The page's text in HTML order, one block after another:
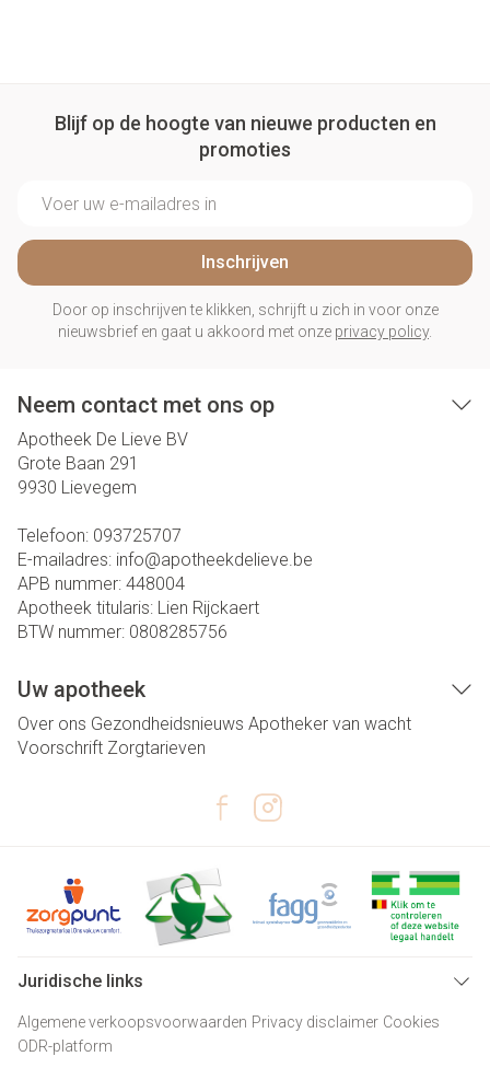
Blijf op de hoogte van nieuwe producten en
promoties
Inschrijven
Door op inschrijven te klikken, schrijft u zich in voor onze
nieuwsbrief en gaat u akkoord met onze privacy policy.
Neem contact met ons op
Apotheek De Lieve BV
Grote Baan 291
9930 Lievegem
Telefoon: 093725707
E-mailadres: info@apotheekdelieve.be
APB nummer: 448004
Apotheek titularis: Lien Rijckaert
BTW nummer: 0808285756
Uw apotheek
Over ons Gezondheidsnieuws Apotheker van wacht
Voorschrift Zorgtarieven
Juridische links
Algemene verkoopsvoorwaarden Privacy disclaimer Cookies
ODR-platform